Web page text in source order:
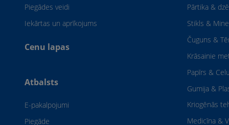
Piegādes veidi
Iekārtas un aprīkojums
Cenu lapas
Atbalsts
E-pakalpojumi
Piegāde
Pārtika &
Stikls &
Čuguns &
Krāsainie
Papīrs &
Gumija &
Kriogēnās
Medicīna &